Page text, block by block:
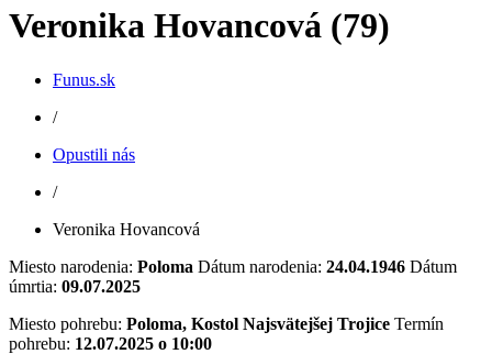
Veronika Hovancová (79)
Funus.sk
/
Opustili nás
/
Veronika Hovancová
Miesto narodenia: Poloma Dátum narodenia: 24.04.1946 Dátum
úmrtia: 09.07.2025
Miesto pohrebu: Poloma, Kostol Najsvätejšej Trojice Termín
pohrebu: 12.07.2025 o 10:00